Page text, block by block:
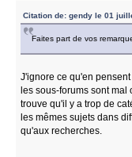
Citation de: gendy le 01
Faites part de vos
J'ignore ce qu'en
les sous-forums sont
trouve qu'il y a trop de
les mêmes sujets dans
qu'aux recherches.